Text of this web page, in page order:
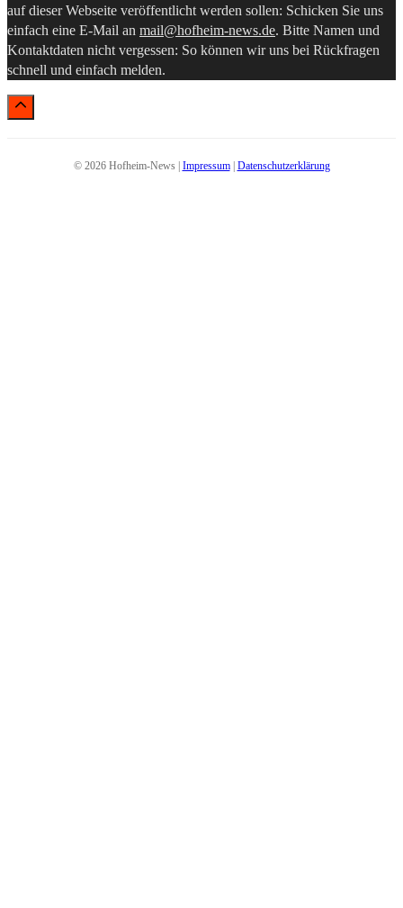
auf dieser Webseite veröffentlicht werden sollen: Schicken Sie uns
einfach eine E-Mail an mail@hofheim-news.de. Bitte Namen und
Kontaktdaten nicht vergessen: So können wir uns bei Rückfragen
schnell und einfach melden.
© 2026 Hofheim-News | Impressum| Datenschutzerklärung